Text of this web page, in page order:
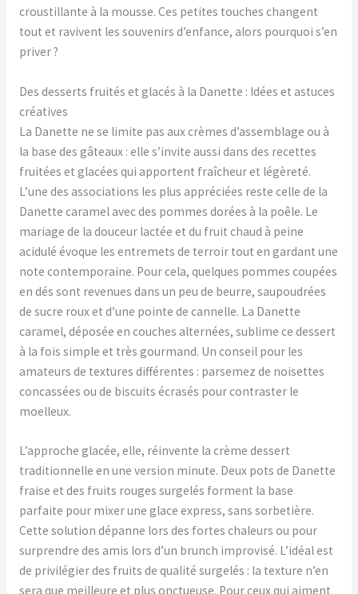
croustillante à la mousse. Ces petites touches changent
tout et ravivent les souvenirs d’enfance, alors pourquoi s’en
priver ?
Des desserts fruités et glacés à la Danette : Idées et astuces
créatives
La Danette ne se limite pas aux crèmes d’assemblage ou à
la base des gâteaux : elle s’invite aussi dans des recettes
fruitées et glacées qui apportent fraîcheur et légèreté.
L’une des associations les plus appréciées reste celle de la
Danette caramel avec des pommes dorées à la poêle. Le
mariage de la douceur lactée et du fruit chaud à peine
acidulé évoque les entremets de terroir tout en gardant une
note contemporaine. Pour cela, quelques pommes coupées
en dés sont revenues dans un peu de beurre, saupoudrées
de sucre roux et d’une pointe de cannelle. La Danette
caramel, déposée en couches alternées, sublime ce dessert
à la fois simple et très gourmand. Un conseil pour les
amateurs de textures différentes : parsemez de noisettes
concassées ou de biscuits écrasés pour contraster le
moelleux.
L’approche glacée, elle, réinvente la crème dessert
traditionnelle en une version minute. Deux pots de Danette
fraise et des fruits rouges surgelés forment la base
parfaite pour mixer une glace express, sans sorbetière.
Cette solution dépanne lors des fortes chaleurs ou pour
surprendre des amis lors d’un brunch improvisé. L’idéal est
de privilégier des fruits de qualité surgelés : la texture n’en
sera que meilleure et plus onctueuse. Pour ceux qui aiment